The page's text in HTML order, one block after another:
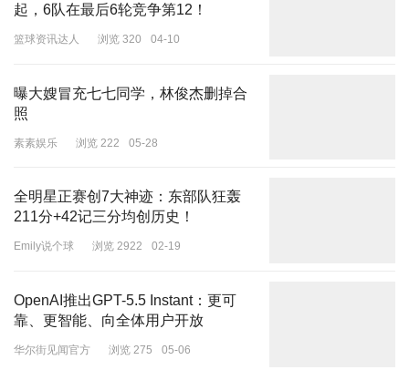
起，6队在最后6轮竞争第12！
篮球资讯达人 浏览 320 04-10
曝大嫂冒充七七同学，林俊杰删掉合
照
素素娱乐 浏览 222 05-28
全明星正赛创7大神迹：东部队狂轰
211分+42记三分均创历史！
Emily说个球 浏览 2922 02-19
OpenAI推出GPT-5.5 Instant：更可
靠、更智能、向全体用户开放
华尔街见闻官方 浏览 275 05-06